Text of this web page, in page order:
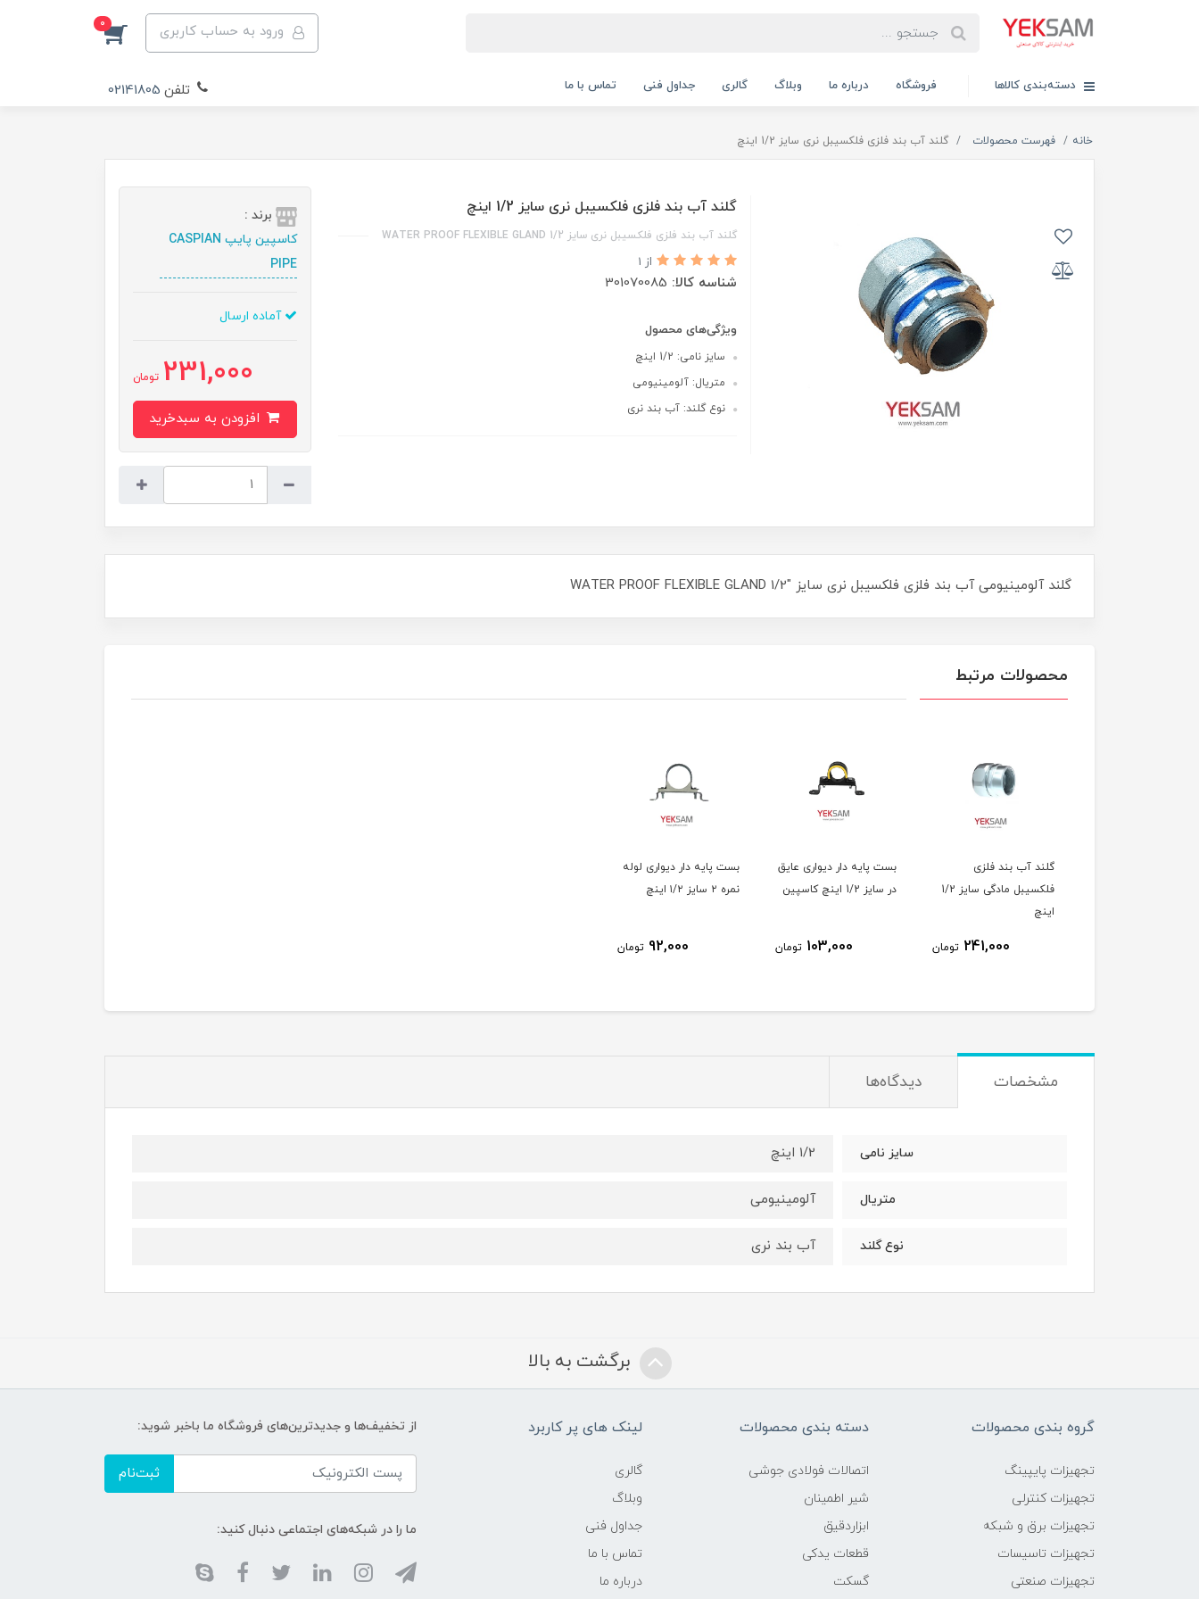
ورود به حساب کاربری 0
دسته‌بندی کالاها فروشگاه درباره ما وبلاگ گالری جداول فنی تماس با ما تلفن 02141805
خانه فهرست محصولات گلند آب بند فلزی فلکسیبل نری سایز 1/2 اینچ
گلند آب بند فلزی فلکسیبل نری سایز 1/2 اینچ
گلند آب بند فلزی فلکسیبل نری سایز WATER PROOF FLEXIBLE GLAND 1/2
از 1
شناسه کالا: 301070085
ویژگی‌های محصول
سایز نامی: 1/2 اینچ
متریال: آلومینیومی
نوع گلند: آب بند نری
برند :
کاسپین پایپ CASPIAN
PIPE
آماده ارسال
231,000 تومان
گلند آلومینیومی آب بند فلزی فلکسیبل نری سایز "WATER PROOF FLEXIBLE GLAND 1/2
محصولات مرتبط
گلند آب بند فلزی
فلکسیبل مادگی سایز 1/2
اینچ
241,000 تومان
بست پایه دار دیواری عایق
در سایز 1/2 اینچ کاسپین
103,000 تومان
بست پایه دار دیواری لوله
نمره ۲ سایز ۱/۲ اینچ
92,000 تومان
مشخصات دیدگاه‌ها
سایز نامی 1/2 اینچ
متریال آلومینیومی
نوع گلند آب بند نری
برگشت به بالا
گروه بندی محصولات
تجهیزات پایپینگ
تجهیزات کنترلی
تجهیزات برق و شبکه
تجهیزات تاسیسات
تجهیزات صنعتی
دسته بندی محصولات
اتصالات فولادی جوشی
شیر اطمینان
ابزاردقیق
قطعات یدکی
گسکت
لینک های پر کاربرد
گالری
وبلاگ
جداول فنی
تماس با ما
درباره ما
از تخفیف‌ها و جدیدترین‌های فروشگاه ما باخبر شوید:
ثبت‌نام
ما را در شبکه‌های اجتماعی دنبال کنید: